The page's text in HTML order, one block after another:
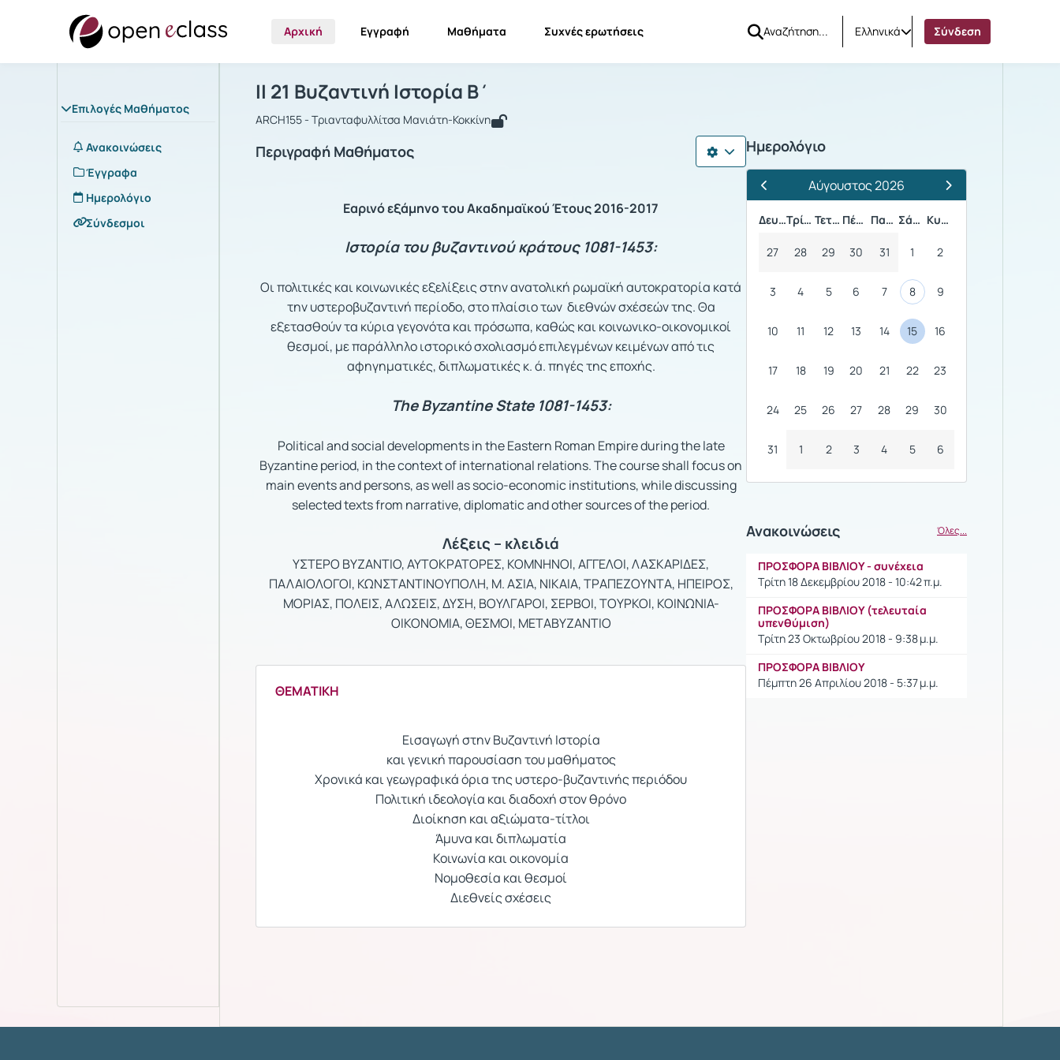
Αρχική Εγγραφή Μαθήματα Συχνές ερωτήσεις Ελληνικά Σύνδεση
Επιλογές Μαθήματος
Ανακοινώσεις
Έγγραφα
Ημερολόγιο
Σύνδεσμοι
Μάθημα : ΙΙ 21 Βυζαντινή Ιστορία Β΄
ΙΙ 21 Βυζαντινή Ιστορία Β΄
ARCH155 - Τριανταφυλλίτσα Μανιάτη-Κοκκίνη
Περιγραφή Μαθήματος
Εαρινό εξάμηνο του Ακαδημαϊκού Έτους 2016-2017
Ιστορία του βυζαντινού κράτους 1081-1453:
Οι πολιτικές και κοινωνικές εξελίξεις στην ανατολική ρωμαϊκή αυτοκρατορία κατά
την υστεροβυζαντινή περίοδο, στο πλαίσιο των διεθνών σχέσεών της. Θα
εξετασθούν τα κύρια γεγονότα και πρόσωπα, καθώς και κοινωνικο-οικονομικοί
θεσμοί, με παράλληλο ιστορικό σχολιασμό επιλεγμένων κειμένων από τις
αφηγηματικές, διπλωματικές κ. ά. πηγές της εποχής.
The Byzantine State 1081-1453:
Political and social developments in the Eastern Roman Empire during the late
Byzantine period, in the context of international relations. The course shall focus on
main events and persons, as well as socio-economic institutions, while discussing
selected texts from narrative, diplomatic and other sources of the period.
Λέξεις – κλειδιά
ΥΣΤΕΡΟ ΒΥΖΑΝΤΙΟ, ΑΥΤΟΚΡΑΤΟΡΕΣ, ΚΟΜΝΗΝΟΙ, ΑΓΓΕΛΟΙ, ΛΑΣΚΑΡΙΔΕΣ,
ΠΑΛΑΙΟΛΟΓΟΙ, ΚΩΝΣΤΑΝΤΙΝΟΥΠΟΛΗ, Μ. ΑΣΙΑ, ΝΙΚΑΙΑ, ΤΡΑΠΕΖΟΥΝΤΑ, ΗΠΕΙΡΟΣ,
ΜΟΡΙΑΣ, ΠΟΛΕΙΣ, ΑΛΩΣΕΙΣ, ΔΥΣΗ, ΒΟΥΛΓΑΡΟΙ, ΣΕΡΒΟΙ, ΤΟΥΡΚΟΙ, ΚΟΙΝΩΝΙΑ-
ΟΙΚΟΝΟΜΙΑ, ΘΕΣΜΟΙ, ΜΕΤΑΒΥΖΑΝΤΙΟ
ΘΕΜΑΤΙΚΗ
Εισαγωγή στην Βυζαντινή Ιστορία
και γενική παρουσίαση του μαθήματος
Χρονικά και γεωγραφικά όρια της υστερο-βυζαντινής περιόδου
Πολιτική ιδεολογία και διαδοχή στον θρόνο
Διοίκηση και αξιώματα-τίτλοι
Άμυνα και διπλωματία
Κοινωνία και οικονομία
Νομοθεσία και θεσμοί
Διεθνείς σχέσεις
Ημερολόγιο
Προηγούμενος Μήνας
Αύγουστος 2026
Επόμενος Μήνας
Δευτέρα
Τρίτη Τετάρτη Πέμπτη Παρασκευή Σάββατο Κυριακή
27 28 29 30 31 1 2
3 4 5 6 7 8 9
10 11 12 13 14 15 16
17 18 19 20 21 22 23
24 25 26 27 28 29 30
31 1 2 3 4 5 6
Ανακοινώσεις Όλες...
ΠΡΟΣΦΟΡΑ ΒΙΒΛΙΟΥ - συνέχεια
Τρίτη 18 Δεκεμβρίου 2018 - 10:42 π.μ.
ΠΡΟΣΦΟΡΑ ΒΙΒΛΙΟΥ (τελευταία
υπενθύμιση)
Τρίτη 23 Οκτωβρίου 2018 - 9:38 μ.μ.
ΠΡΟΣΦΟΡΑ ΒΙΒΛΙΟΥ
Πέμπτη 26 Απριλίου 2018 - 5:37 μ.μ.